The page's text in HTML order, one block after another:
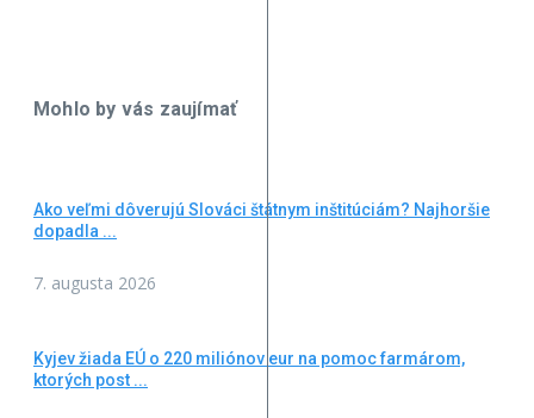
Mohlo by vás zaujímať
Ako veľmi dôverujú Slováci štátnym inštitúciám? Najhoršie
dopadla ...
7. augusta 2026
Kyjev žiada EÚ o 220 miliónov eur na pomoc farmárom,
ktorých post ...